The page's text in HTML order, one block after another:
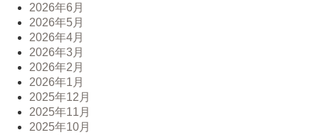
2026年6月
2026年5月
2026年4月
2026年3月
2026年2月
2026年1月
2025年12月
2025年11月
2025年10月